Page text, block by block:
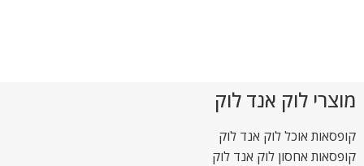
מוצרי לוק אנד לוק
קופסאות אוכל לוק אנד לוק
קופסאות אחסון לוק אנד לוק